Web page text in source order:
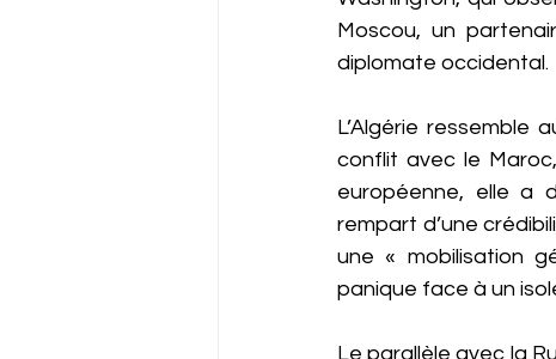
Moscou, un
diplomate occidental.
L’Algérie ressemble
conflit avec le
européenne, elle a
rempart d’une
une « mobilisation
panique face à un
Le parallèle avec la